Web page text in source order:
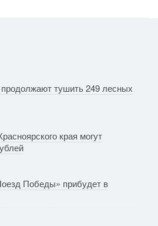
тушить 249 лесных
края могут
Победы» прибудет в